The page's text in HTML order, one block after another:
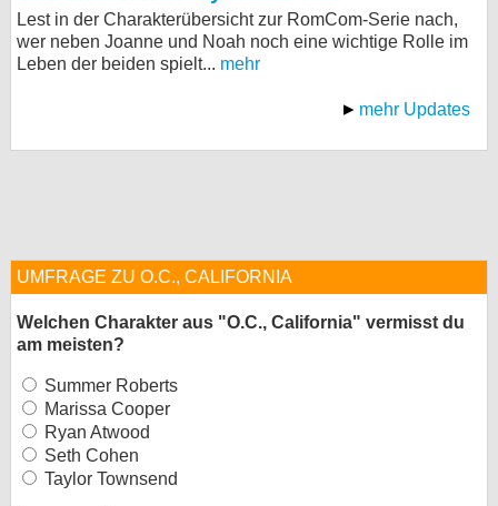
Lest in der Charakterübersicht zur RomCom-Serie nach,
wer neben Joanne und Noah noch eine wichtige Rolle im
Leben der beiden spielt... mehr
mehr Updates
UMFRAGE ZU O.C., CALIFORNIA
Welchen Charakter aus "O.C., California" vermisst du
am meisten?
Summer Roberts
Marissa Cooper
Ryan Atwood
Seth Cohen
Taylor Townsend